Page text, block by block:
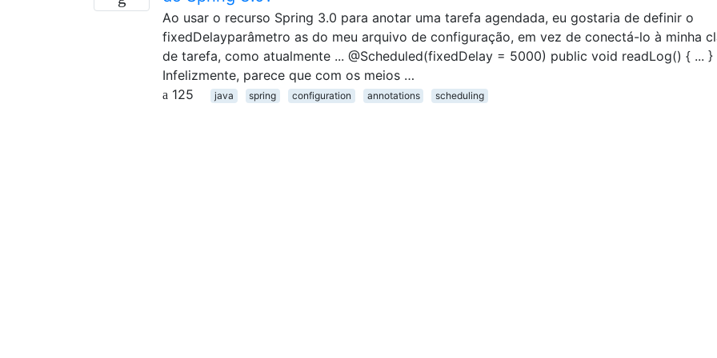
Ao usar o recurso Spring 3.0 para anotar uma tarefa agendada, eu gostaria de definir o
fixedDelayparâmetro as do meu arquivo de configuração, em vez de conectá-lo à minha
de tarefa, como atualmente ... @Scheduled(fixedDelay = 5000) public void readLog() { ... }
Infelizmente, parece que com os meios …
125
java spring configuration annotations scheduling